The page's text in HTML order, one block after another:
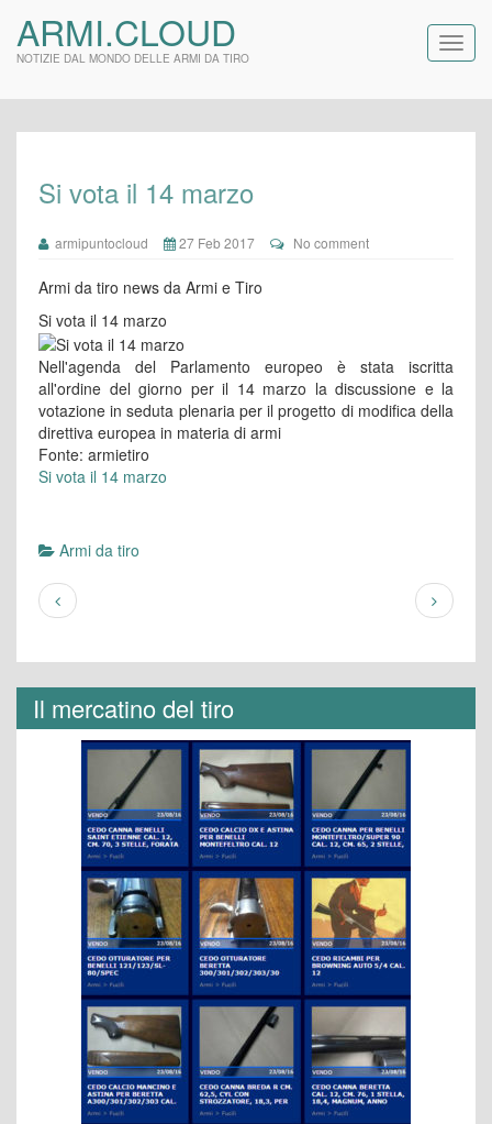
ARMI.CLOUD
NOTIZIE DAL MONDO DELLE ARMI DA TIRO
Si vota il 14 marzo
armipuntocloud 27 Feb 2017 No comment
Armi da tiro news da Armi e Tiro
Si vota il 14 marzo
Nell'agenda del Parlamento europeo è stata iscritta
all'ordine del giorno per il 14 marzo la discussione e la
votazione in seduta plenaria per il progetto di modifica della
direttiva europea in materia di armi
Fonte: armietiro
Si vota il 14 marzo
Armi da tiro
Il mercatino del tiro